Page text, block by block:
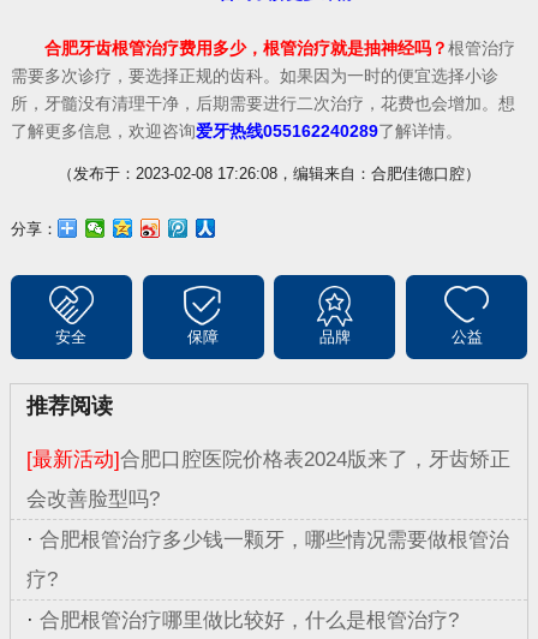
合肥牙齿根管治疗费用多少，根管治疗就是抽神经吗？根管治疗
需要多次诊疗，要选择正规的齿科。如果因为一时的便宜选择小诊
所，牙髓没有清理干净，后期需要进行二次治疗，花费也会增加。想
了解更多信息，欢迎咨询爱牙热线055162240289了解详情。
（发布于：2023-02-08 17:26:08，编辑来自：合肥佳德口腔）
分享：
安全 保障 品牌 公益
推荐阅读
[最新活动]合肥口腔医院价格表2024版来了，牙齿矫正
会改善脸型吗?
· 合肥根管治疗多少钱一颗牙，哪些情况需要做根管治
疗?
· 合肥根管治疗哪里做比较好，什么是根管治疗?